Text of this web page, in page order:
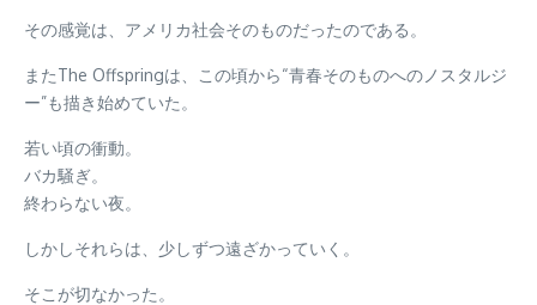
その感覚は、アメリカ社会そのものだったのである。
またThe Offspringは、この頃から“青春そのものへのノスタルジ
ー”も描き始めていた。
若い頃の衝動。
バカ騒ぎ。
終わらない夜。
しかしそれらは、少しずつ遠ざかっていく。
そこが切なかった。